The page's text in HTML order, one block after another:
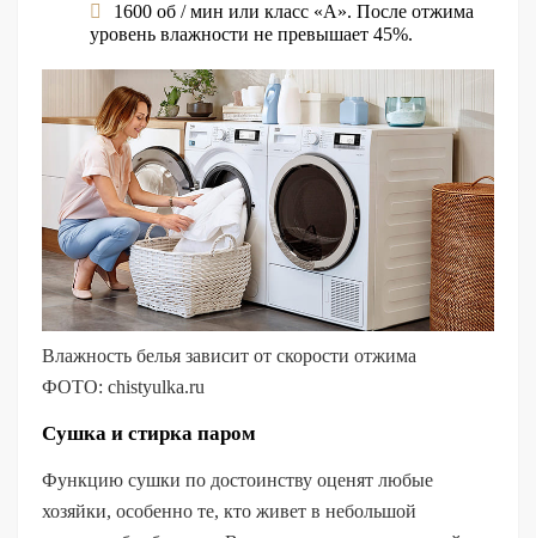
1600 об / мин или класс «А». После отжима
уровень влажности не превышает 45%.
Влажность белья зависит от скорости отжима
ФОТО: chistyulka.ru
Сушка и стирка паром
Функцию сушки по достоинству оценят любые
хозяйки, особенно те, кто живет в небольшой